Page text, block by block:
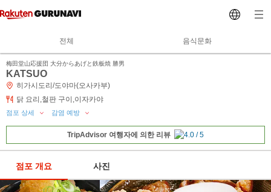
전체 음식문화
梅田堂山応援団 大分からあげと鉄板焼 勝男
KATSUO
히가시도리/도야마(오사카부)
닭 요리,철판 구이,이자카야
점포 상세 감염 예방
TripAdvisor 여행자에 의한 리뷰
점포 개요 사진